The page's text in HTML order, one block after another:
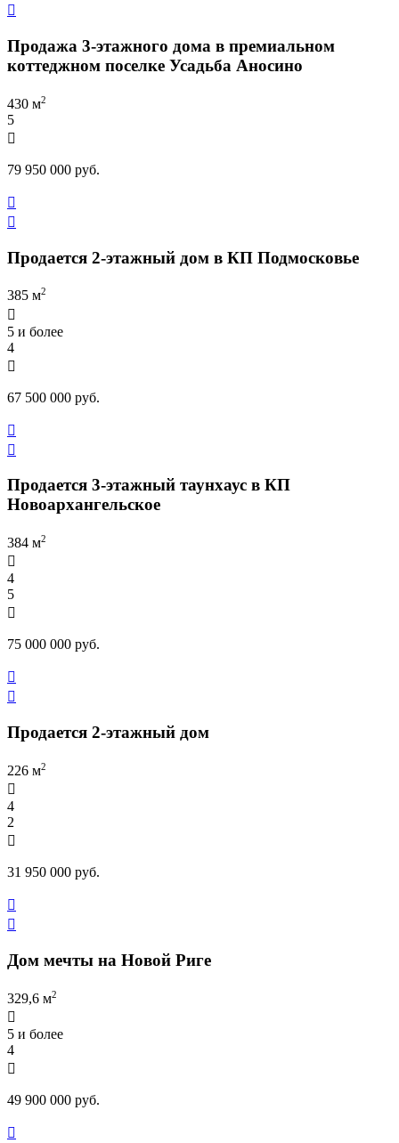

Продажа 3-этажного дома в премиальном
коттеджном поселке Усадьба Аносино
430 м2
5

79 950 000 руб.


Продается 2-этажный дом в КП Подмосковье
385 м2

5 и более
4

67 500 000 руб.


Продается 3-этажный таунхаус в КП
Новоархангельское
384 м2

4
5

75 000 000 руб.


Продается 2-этажный дом
226 м2

4
2

31 950 000 руб.


Дом мечты на Новой Риге
329,6 м2

5 и более
4

49 900 000 руб.
